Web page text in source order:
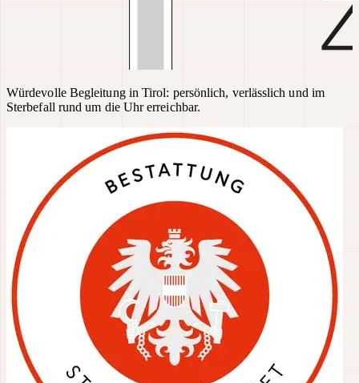
Würdevolle Begleitung in Tirol: persönlich, verlässlich und im
Sterbefall rund um die Uhr erreichbar.